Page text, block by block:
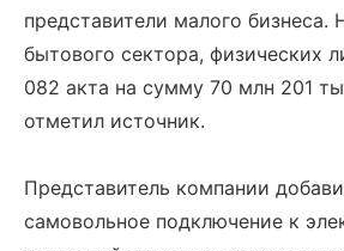
представители малого бизнеса.
бытового сектора, физических
082 акта на сумму 70 млн 201
отметил источник.
Представитель компании
самовольное подключение к